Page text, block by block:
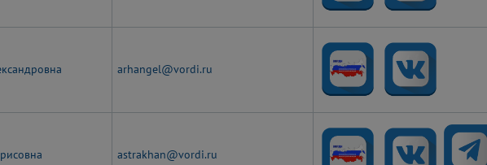
arhangel@vordi.ru
astrakhan@vordi.ru